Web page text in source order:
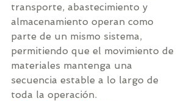
transporte, abastecimiento y
almacenamiento operan como
parte de un mismo sistema,
permitiendo que el movimiento de
materiales mantenga una
secuencia estable a lo largo de
toda la operación.